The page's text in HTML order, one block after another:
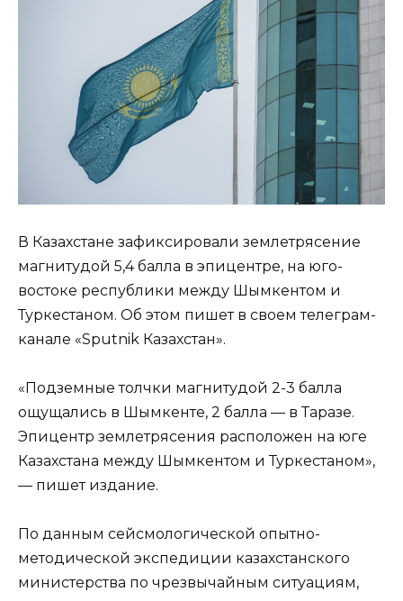
В Казахстане зафиксировали землетрясение
магнитудой 5,4 балла в эпицентре, на юго-
востоке республики между Шымкентом и
Туркестаном. Об этом пишет в своем телеграм-
канале «Sputnik Казахстан».
«Подземные толчки магнитудой 2-3 балла
ощущались в Шымкенте, 2 балла — в Таразе.
Эпицентр землетрясения расположен на юге
Казахстана между Шымкентом и Туркестаном»,
— пишет издание.
По данным сейсмологической опытно-
методической экспедиции казахстанского
министерства по чрезвычайным ситуациям,